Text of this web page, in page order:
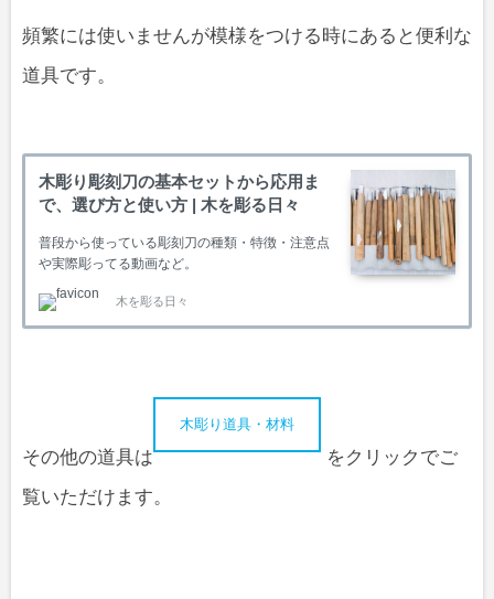
頻繁には使いませんが模様をつける時にあると便利な
道具です。
木彫り彫刻刀の基本セットから応用ま
で、選び方と使い方 | 木を彫る日々
普段から使っている彫刻刀の種類・特徴・注意点
や実際彫ってる動画など。
木を彫る日々
その他の道具は
木彫り道具・材料
をクリックでご
覧いただけます。